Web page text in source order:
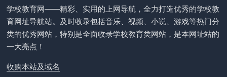
学校教育网——精彩、实用的上网导航，全力打造优秀的学校教
育网址导航站。及时收录包括音乐、视频、小说、游戏等热门分
类的优秀网站，特别是全面收录学校教育类网站，是本网址站的
一大亮点！
收购本站及域名